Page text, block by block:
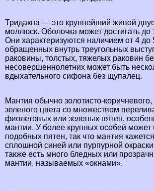
Тридакна — это крупнейший живой
моллюск. Оболочка может достигать до
Они хаpaктеризуются наличием от 4 до
обращенных внутрь треугольных
paковины, толстых, тяжелых paковин
несовершеннолетних может быть
вдыхательного сифона без щупалец.
Мантия обычно золотисто-коричневого,
зеленого цвета со множеством
фиолетовых или зеленых пятен,
мантии. У более крупных особей может
подобных пятен, так что мантия
сплошной синей или пурпурной
также есть много бледных или
мантии, называемых «окнами».